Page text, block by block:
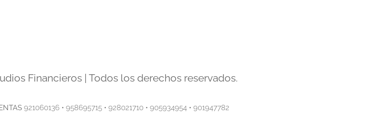
Financieros | Todos los derechos reservados.
921060136 • 958695715 • 928021710 • 905934954 • 901947782